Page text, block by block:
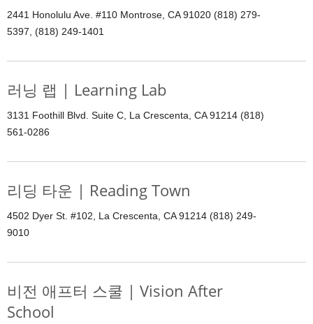
2441 Honolulu Ave. #110 Montrose, CA 91020 (818) 279-
5397, (818) 249-1401
러닝 랩 | Learning Lab
3131 Foothill Blvd. Suite C, La Crescenta, CA 91214 (818)
561-0286
리딩 타운 | Reading Town
4502 Dyer St. #102, La Crescenta, CA 91214 (818) 249-
9010
비전 애프터 스쿨 | Vision After
School